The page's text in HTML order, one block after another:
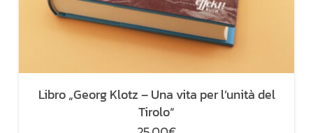
Libro „Georg Klotz – Una vita per l’unità del
Tirolo“